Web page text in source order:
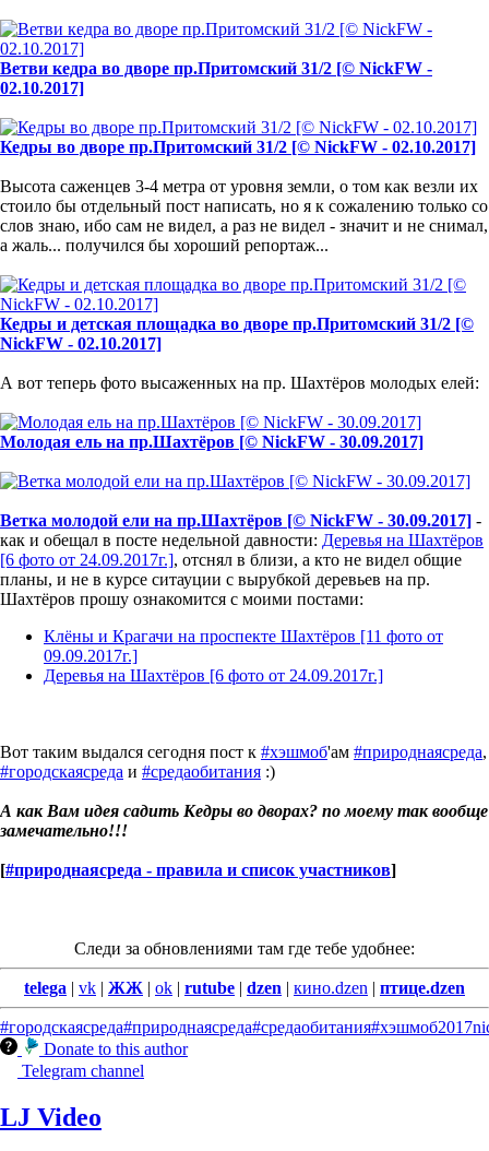
Ветви кедра во дворе пр.Притомский 31/2 [© NickFW -
02.10.2017]
Кедры во дворе пр.Притомский 31/2 [© NickFW - 02.10.2017]
Высота саженцев 3-4 метра от уровня земли, о том как везли их
стоило бы отдельный пост написать, но я к сожалению только со
слов знаю, ибо сам не видел, а раз не видел - значит и не снимал,
а жаль... получился бы хороший репортаж...
Кедры и детская площадка во дворе пр.Притомский 31/2 [©
NickFW - 02.10.2017]
А вот теперь фото высаженных на пр. Шахтёров молодых елей:
Молодая ель на пр.Шахтёров [© NickFW - 30.09.2017]
Ветка молодой ели на пр.Шахтёров [© NickFW - 30.09.2017] -
как и обещал в посте недельной давности: Деревья на Шахтёров
[6 фото от 24.09.2017г.], отснял в близи, а кто не видел общие
планы, и не в курсе ситауции с вырубкой деревьев на пр.
Шахтёров прошу ознакомится с моими постами:
Клёны и Крагачи на проспекте Шахтёров [11 фото от
09.09.2017г.]
Деревья на Шахтёров [6 фото от 24.09.2017г.]
Вот таким выдался сегодня пост к #хэшмоб'ам #природнаясреда,
#городскаясреда и #средаобитания :)
А как Вам идея садить Кедры во дворах? по моему так вообще
замечательно!!!
[#природнаясреда - правила и список участников]
Следи за обновлениями там где тебе удобнее:
telega | vk | ЖЖ | ok | rutube | dzen | кино.dzen | птице.dzen
#городскаясреда#природнаясреда#средаобитания#хэшмоб2017
Donate to this author
Telegram channel
LJ Video